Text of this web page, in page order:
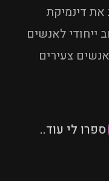
דינמיקת
ייחודי לאנשים
צעירים
ספרו לי עוד..